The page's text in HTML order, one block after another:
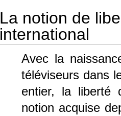
La notion de
international
Avec la
téléviseurs dans
entier, la liberté
notion acquise